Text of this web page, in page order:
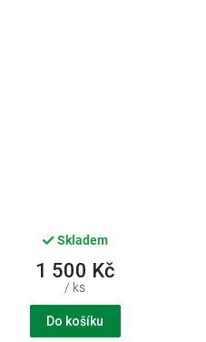
Skladem
1 500 Kč
/ ks
Do košíku